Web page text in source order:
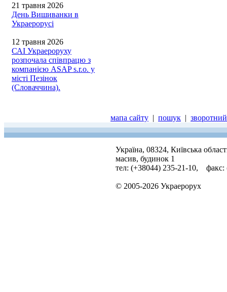
21 травня 2026
День Вишиванки в
Украерорусі
12 травня 2026
САІ Украероруху
розпочала співпрацю з
компанією ASAP s.r.o. у
місті Пезінок
(Словаччина).
мапа сайту | пошук |
Україна, 08324, Київська
масив, будинок 1
тел: (+38044) 235-21-10, факс:
© 2005-2026 Украерорух